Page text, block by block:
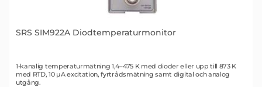
SRS SIM922A Diodtemperaturmonitor
Art. nr 1340
1-kanalig temperaturmätning 1,4–475 K med dioder eller upp till 873 K
med RTD, 10 µA excitation, fyrtrådsmätning samt digital och analog
utgång.